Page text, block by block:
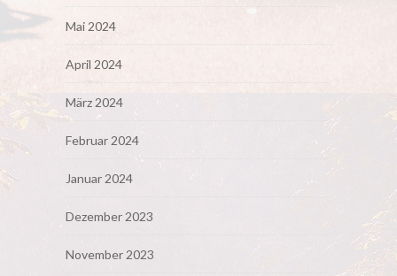
Mai 2024
April 2024
März 2024
Februar 2024
Januar 2024
Dezember 2023
November 2023